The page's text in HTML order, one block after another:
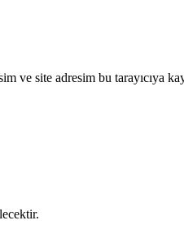
ve site adresim bu tarayıcıya